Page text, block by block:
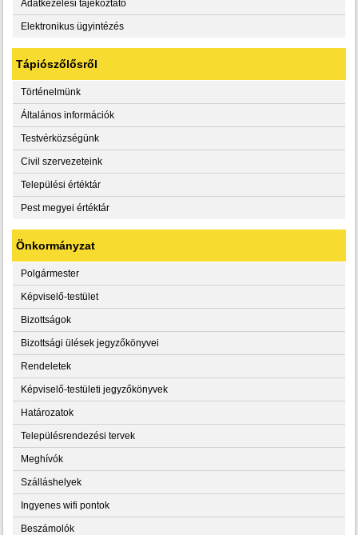
Adatkezelési tájékoztató
Elektronikus ügyintézés
Tápiószőlősről
Történelmünk
Általános információk
Testvérközségünk
Civil szervezeteink
Települési értéktár
Pest megyei értéktár
Önkormányzat
Polgármester
Képviselő-testület
Bizottságok
Bizottsági ülések jegyzőkönyvei
Rendeletek
Képviselő-testületi jegyzőkönyvek
Határozatok
Településrendezési tervek
Meghívók
Szálláshelyek
Ingyenes wifi pontok
Beszámolók